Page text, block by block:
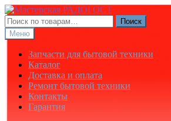
Перейти
к
навигации
Перейти
к
содержимому
Искать:
Поиск
Меню
Запчасти для бытовой техники
Каталог
Доставка и оплата
Ремонт бытовой техники
Контакты
Гарантия